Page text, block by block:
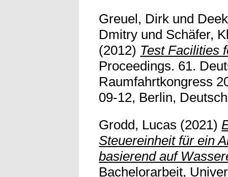
Greuel, Dirk und
Dmitry und Schäfer,
(2012) Test Facilities
Proceedings. 61.
Raumfahrtkongress
09-12, Berlin,
Grodd, Lucas (2021)
Steuereinheit für ein
basierend auf
Bachelorarbeit,